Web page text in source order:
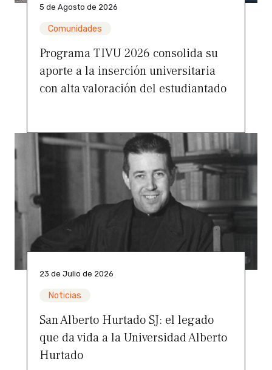
5 de Agosto de 2026
Comunidades
Programa TIVU 2026 consolida su
aporte a la inserción universitaria
con alta valoración del estudiantado
23 de Julio de 2026
Noticias
San Alberto Hurtado SJ: el legado
que da vida a la Universidad Alberto
Hurtado